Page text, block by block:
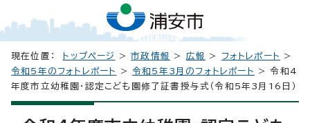
現在位置： トップページ >市政情報 > 広報 > フォトレポート
>
令和5年のフォトレポート
>令和5年3月のフォトレポート
> 令和4
年度市立幼稚園・認定こども園修了証書授与式（令和5年3月16日）